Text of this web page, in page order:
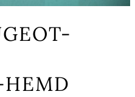
HEMD